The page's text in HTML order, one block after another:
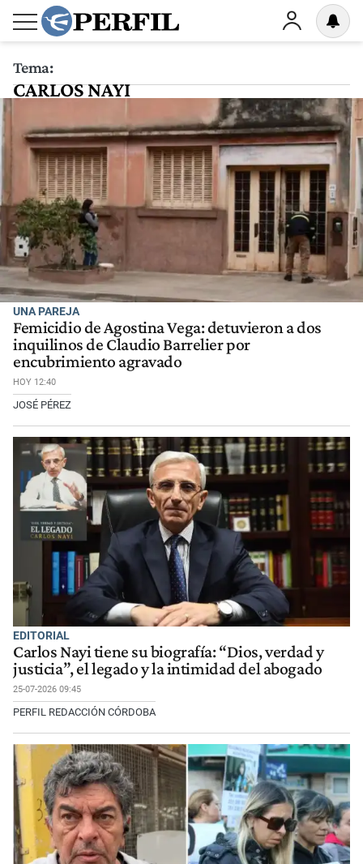
Tema:
CARLOS NAYI
UNA PAREJA
Femicidio de Agostina Vega: detuvieron a dos
inquilinos de Claudio Barrelier por
encubrimiento agravado
HOY 12:40
JOSÉ PÉREZ
EDITORIAL
Carlos Nayi tiene su biografía: “Dios, verdad y
justicia”, el legado y la intimidad del abogado
25-07-2026 09:45
PERFIL REDACCIÓN CÓRDOBA